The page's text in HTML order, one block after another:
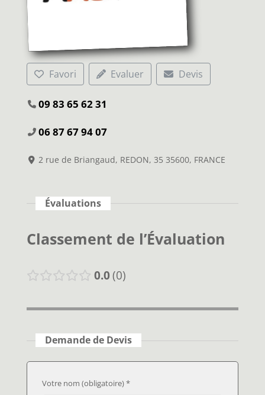
Favori Evaluer Devis
09 83 65 62 31
06 87 67 94 07
2 rue de Briangaud, REDON, 35 35600, FRANCE
Évaluations
Classement de l’Évaluation
0.0 0
Demande de Devis
Votre nom (obligatoire) *